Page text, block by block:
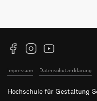
FacebookInstagramYouTube
Impressum Datenschutzerklärung
Hochschule für Gestaltung